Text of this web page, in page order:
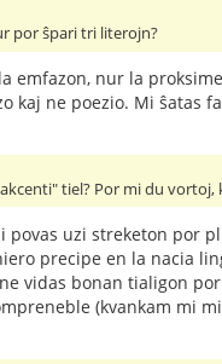
por ŝpari tri literojn?
emfazon, nur la
kaj ne poezio. Mi
tiel? Por mi du
povas uzi streketon por
precipe en la nacia
vidas bonan tialigon
(kvankam mi